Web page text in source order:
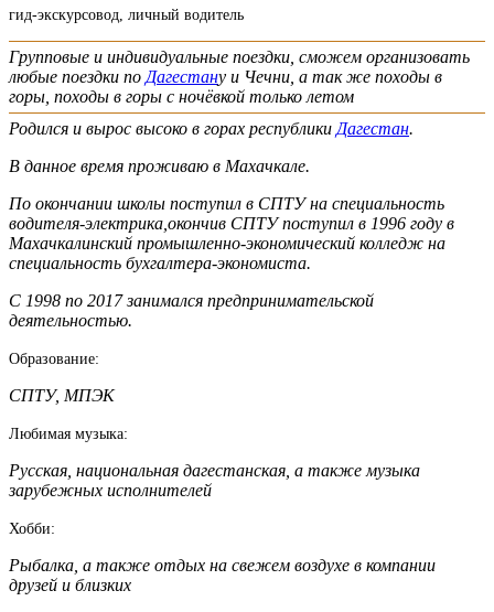
гид-экскурсовод, личный водитель
Групповые и индивидуальные поездки, сможем организовать
любые поездки по Дагестану и Чечни, а так же походы в
горы, походы в горы с ночёвкой только летом
Родился и вырос высоко в горах республики Дагестан.
В данное время проживаю в Махачкале.
По окончании школы поступил в СПТУ на специальность
водителя-электрика,окончив СПТУ поступил в 1996 году в
Махачкалинский промышленно-экономический колледж на
специальность бухгалтера-экономиста.
С 1998 по 2017 занимался предпринимательской
деятельностью.
Образование:
СПТУ, МПЭК
Любимая музыка:
Русская, национальная дагестанская, а также музыка
зарубежных исполнителей
Хобби:
Рыбалка, а также отдых на свежем воздухе в компании
друзей и близких